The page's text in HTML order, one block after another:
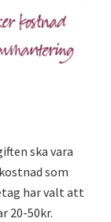
ska vara
som
har valt att
20-50kr.